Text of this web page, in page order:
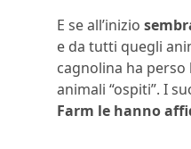
E se all’inizio
e da tutti quegli
cagnolina ha
animali “ospiti”. I
Farm le hanno